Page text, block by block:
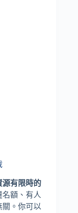
源有限時的
名額、有人
關。你可以